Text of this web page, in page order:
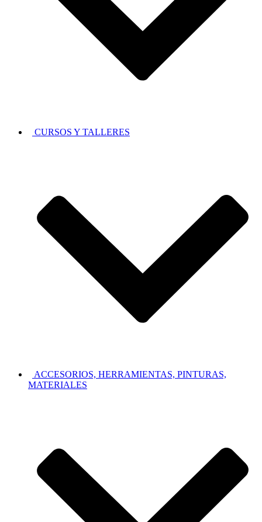
CURSOS Y TALLERES
ACCESORIOS, HERRAMIENTAS, PINTURAS,
MATERIALES